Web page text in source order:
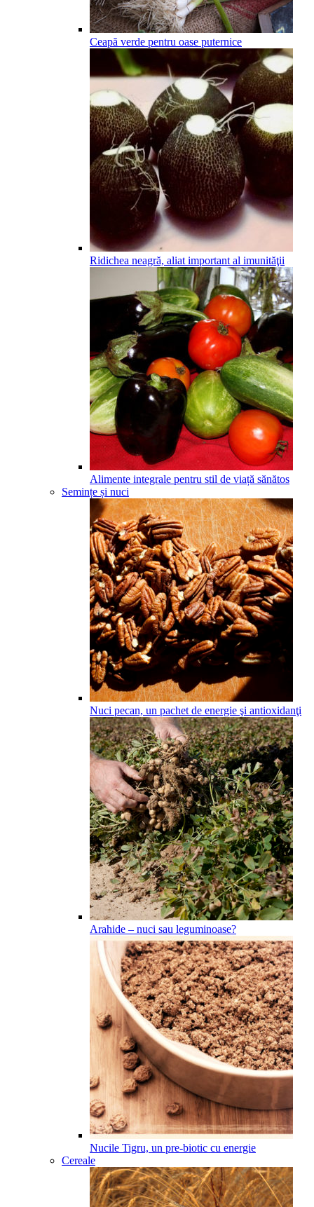
Ceapă verde pentru oase puternice
Ridichea neagră, aliat important al imunităţii
Alimente integrale pentru stil de viață sănătos
Semințe și nuci
Nuci pecan, un pachet de energie şi antioxidanţi
Arahide – nuci sau leguminoase?
Nucile Tigru, un pre-biotic cu energie
Cereale